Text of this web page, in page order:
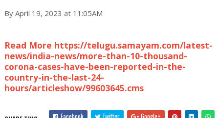
By April 19, 2023 at 11:05AM
Read More https://telugu.samayam.com/latest-
news/india-news/more-than-10-thousand-
corona-cases-have-been-reported-in-the-
country-in-the-last-24-
hours/articleshow/99603645.cms
Facebook Twitter Google+